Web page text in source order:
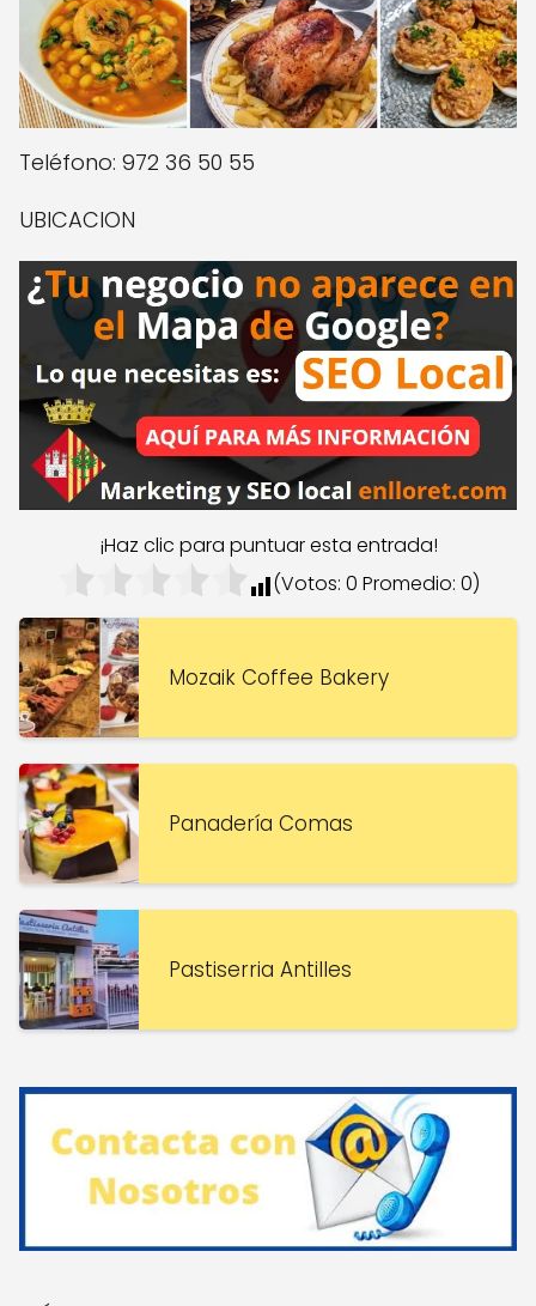
Teléfono: 972 36 50 55
UBICACION
¡Haz clic para puntuar esta entrada!
(Votos: 0 Promedio: 0)
Mozaik Coffee Bakery
Panadería Comas
Pastiserria Antilles